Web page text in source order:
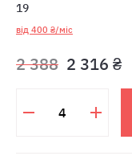
19
від 400 ₴/міс
2 388 2 316 ₴